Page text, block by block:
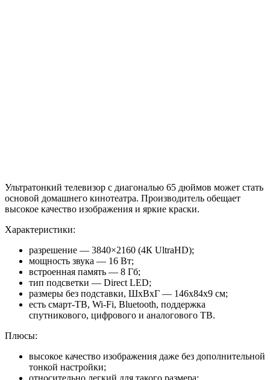
Ультратонкий телевизор с диагональю 65 дюймов может стать
основой домашнего кинотеатра. Производитель обещает
высокое качество изображения и яркие краски.
Характеристики:
разрешение — 3840×2160 (4К UltraHD);
мощность звука — 16 Вт;
встроенная память — 8 Гб;
тип подсветки — Direct LED;
размеры без подставки, ШхВхГ — 146x84x9 см;
есть смарт-ТВ, Wi-Fi, Bluetooth, поддержка
спутникового, цифрового и аналогового ТВ.
Плюсы:
высокое качество изображения даже без дополнительной
тонкой настройки;